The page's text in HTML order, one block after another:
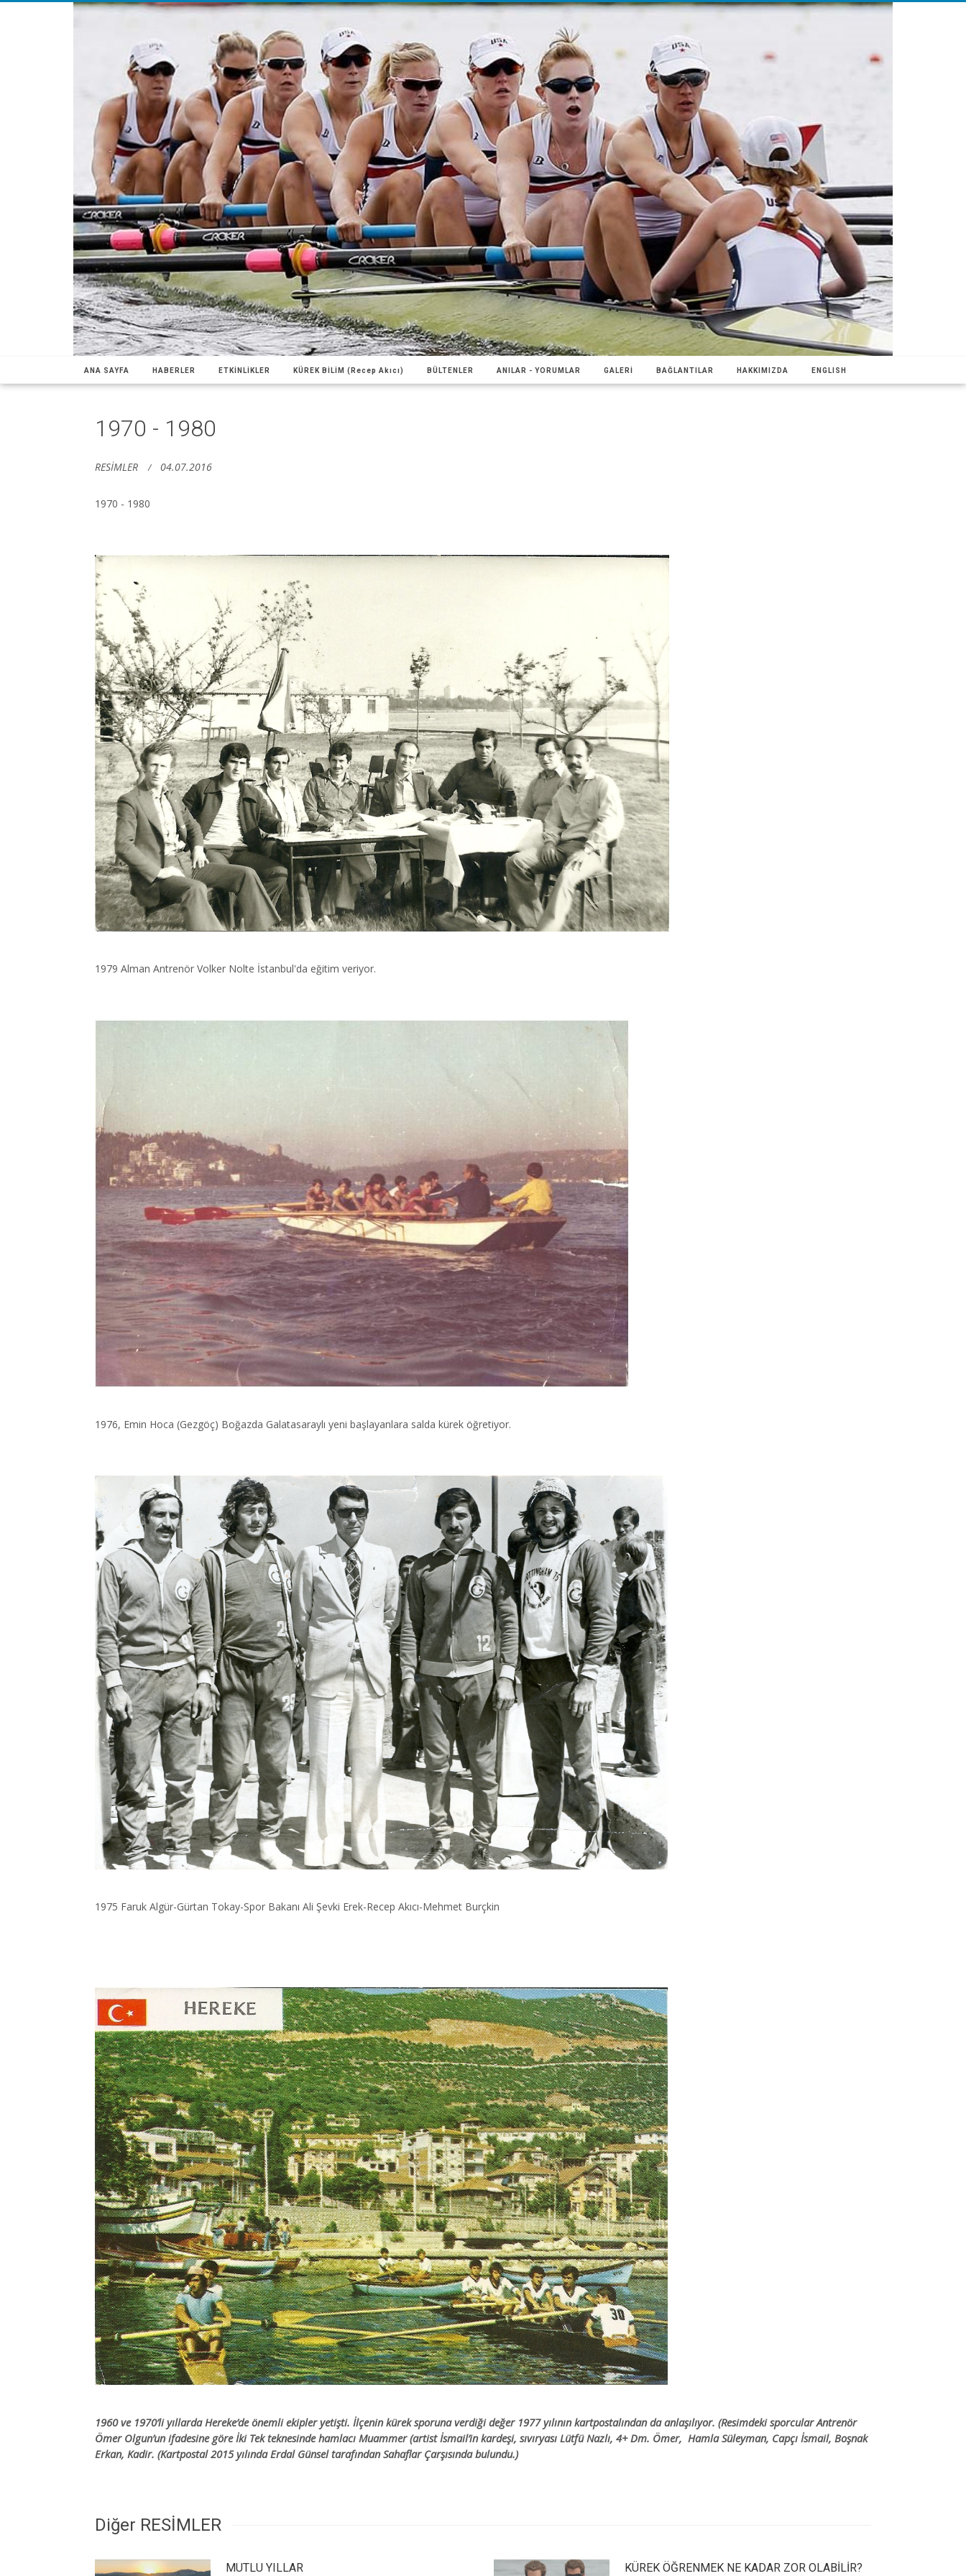
ANA SAYFA HABERLER ETKİNLİKLER KÜREK BİLİM (Recep Akıcı) BÜLTENLER ANILAR - YORUMLAR GALERİ BAĞLANTILAR HAKKIMIZDA ENGLISH
1970 - 1980
RESİMLER 04.07.2016
1970 - 1980
1979 Alman Antrenör Volker Nolte İstanbul'da eğitim veriyor.
1976, Emin Hoca (Gezgöç) Boğazda Galatasaraylı yeni başlayanlara salda kürek öğretiyor.
1975 Faruk Algür-Gürtan Tokay-Spor Bakanı Ali Şevki Erek-Recep Akıcı-Mehmet Burçkin
1960 ve 1970’li yıllarda Hereke’de önemli ekipler yetişti. İlçenin kürek sporuna verdiği değer 1977 yılının kartpostalından da anlaşılıyor. (Resimdeki sporcular Antrenör
Ömer Olgun’un ifadesine göre İki Tek teknesinde hamlacı Muammer (artist İsmail’in kardeşi, sıvıryası Lütfü Nazlı, 4+ Dm. Ömer, Hamla Süleyman, Capçı İsmail, Boşnak
Erkan, Kadir. (Kartpostal 2015 yılında Erdal Günsel tarafından Sahaflar Çarşısında bulundu.)
Diğer RESİMLER
MUTLU YILLAR KÜREK ÖĞRENMEK NE KADAR ZOR OLABİLİR?